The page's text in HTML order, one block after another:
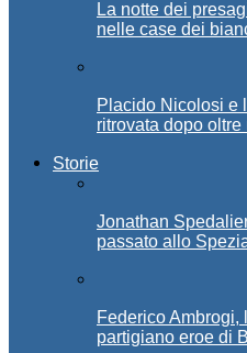
La notte dei
nelle case dei
Placido Nicolosi e
ritrovata dopo
Storie
Jonathan
passato allo
Federico Ambrogi,
partigiano eroe di